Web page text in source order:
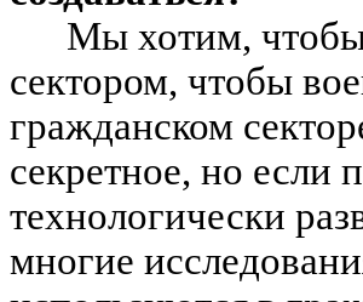
Мы хотим,
сектором, чтобы
гражданском
секретное, но если
технологически
многие